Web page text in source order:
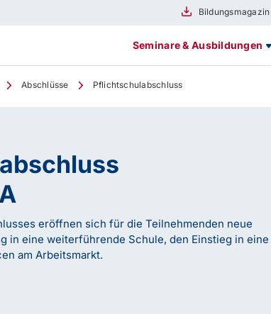
Seminare & Ausbildungen
Abschlüsse Pflichtschulabschluss
eröffnen sich für die Teilnehmenden neue
in eine weiterführende Schule, den Einstieg in eine
am Arbeitsmarkt.